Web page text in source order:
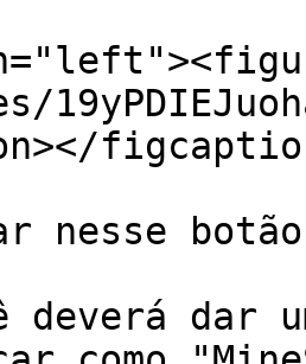
nesse
deverá dar